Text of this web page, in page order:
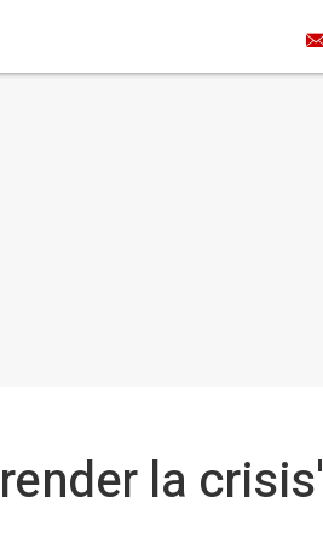
la crisis'